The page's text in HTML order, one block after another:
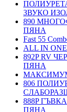
ЗВУКО
890
ПЯНА
Fast 55
ALL IN ONE
892P RV
ПЯНА
806
888P
ПЯНА